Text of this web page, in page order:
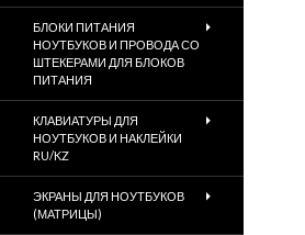
БЛОКИ ПИТАНИЯ
НОУТБУКОВ И ПРОВОДА СО
ШТЕКЕРАМИ ДЛЯ БЛОКОВ
ПИТАНИЯ
КЛАВИАТУРЫ ДЛЯ
НОУТБУКОВ И НАКЛЕЙКИ
RU/KZ
ЭКРАНЫ ДЛЯ НОУТБУКОВ
(МАТРИЦЫ)